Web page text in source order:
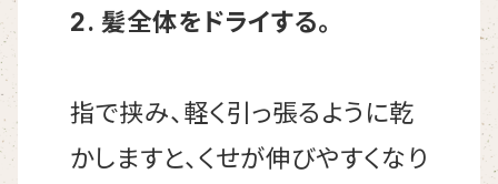
2. 髪全体をドライする。
指で挟み、軽く引っ張るように乾
かしますと、くせが伸びやすくなり